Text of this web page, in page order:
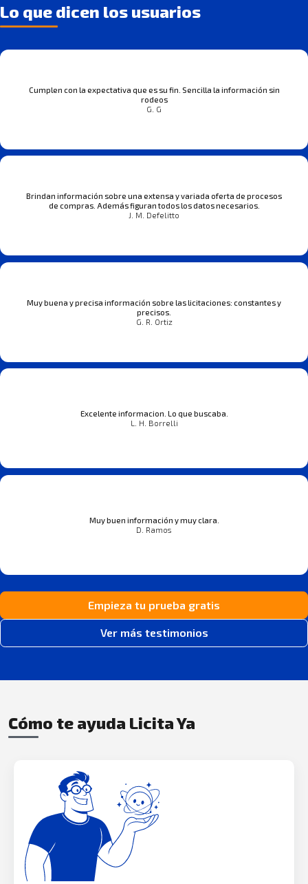
Lo que dicen los usuarios
Cumplen con la expectativa que es su fin. Sencilla la información sin
rodeos
G. G
Brindan información sobre una extensa y variada oferta de procesos
de compras. Además figuran todos los datos necesarios.
J. M. Defelitto
Muy buena y precisa información sobre las licitaciones: constantes y
precisos.
G. R. Ortiz
Excelente informacion. Lo que buscaba.
L. H. Borrelli
Muy buen información y muy clara.
D. Ramos
Empieza tu prueba gratis
Ver más testimonios
Cómo te ayuda Licita Ya